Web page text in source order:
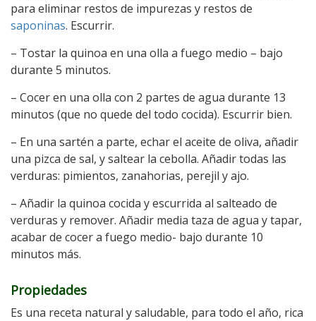
para eliminar restos de impurezas y restos de
saponinas. Escurrir.
– Tostar la quinoa en una olla a fuego medio – bajo
durante 5 minutos.
– Cocer en una olla con 2 partes de agua durante 13
minutos (que no quede del todo cocida). Escurrir bien.
– En una sartén a parte, echar el aceite de oliva, añadir
una pizca de sal, y saltear la cebolla. Añadir todas las
verduras: pimientos, zanahorias, perejil y ajo.
– Añadir la quinoa cocida y escurrida al salteado de
verduras y remover. Añadir media taza de agua y tapar,
acabar de cocer a fuego medio- bajo durante 10
minutos más.
Propiedades
Es una receta natural y saludable, para todo el año, rica